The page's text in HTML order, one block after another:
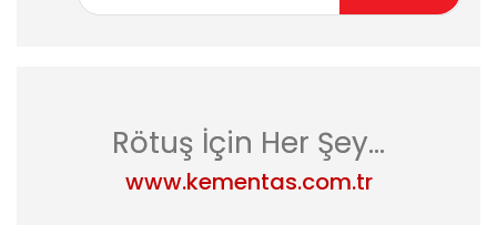
Rötuş İçin Her Şey...
www.kementas.com.tr